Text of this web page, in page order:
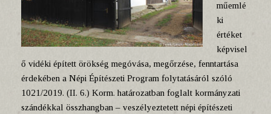
műemlé
ki
értéket
képvisel
ő vidéki épített örökség megóvása, megőrzése, fenntartása
érdekében a Népi Építészeti Program folytatásáról szóló
1021/2019. (II. 6.) Korm. határozatban foglalt kormányzati
szándékkal összhangban – veszélyeztetett népi építészeti